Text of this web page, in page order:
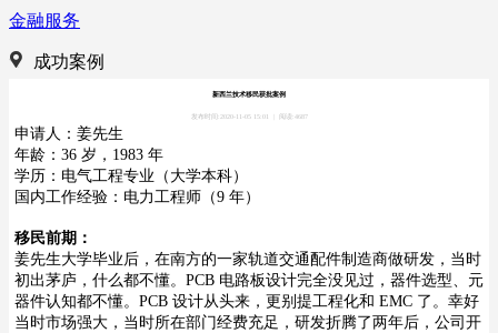
金融服务
成功案例
新西兰技术移民获批案例
发布时间:2020-11-05 15:01 阅读:4687
申请人：姜先生
年龄：36 岁，1983 年
学历：电气工程专业（大学本科）
国内工作经验：电力工程师（9 年）
移民前期：
姜先生大学毕业后，在南方的一家轨道交通配件制造商做研发，当时
初出茅庐，什么都不懂。PCB 电路板设计完全没见过，器件选型、元
器件认知都不懂。PCB 设计从头来，更别提工程化和 EMC 了。幸好
当时市场强大，当时所在部门经费充足，研发折腾了两年后，公司开